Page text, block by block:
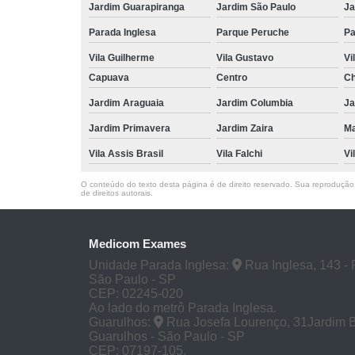
Jardim Guarapiranga Jardim São Paulo
Parada Inglesa Parque Peruche
Vila Guilherme Vila Gustavo
Capuava
Centro
Jardim Araguaia Jardim Columbia
Jardim Primavera Jardim Zaira
Vila Assis Brasil Vila Falchi
O conteúdo do texto desta página é de direito reservado. Sua
de direitos autorais
Medicom Exames
Unidade Parada Inglesa:
Rua Inglesa, 143 -
São Paulo - SP
CEP: 02245-020
Ao lado do metrô Parada Inglesa.
Guarulhos:
Rua Josefa Lourenço, 31Jardim
Guarulhos - São Paulo - SP
CEP: 07197-105.